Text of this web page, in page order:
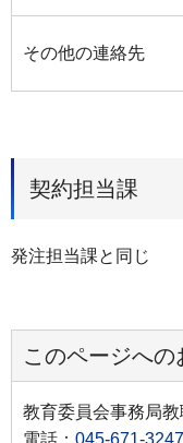
その他の連絡先
契約担当課
発注担当課と同じ
このページへの
教育委員会事務局